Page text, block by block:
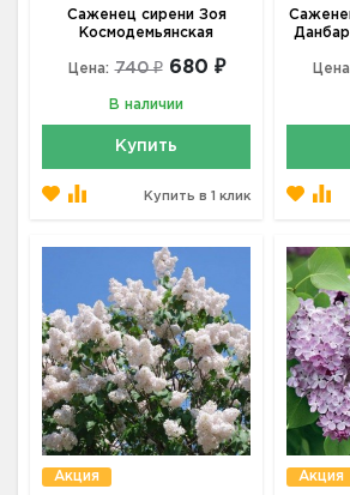
Саженец сирени Зоя
Космодемьянская
Цена: 740 ₽ 680 ₽
В наличии
Купить
Купить в 1 клик
Акция Акция